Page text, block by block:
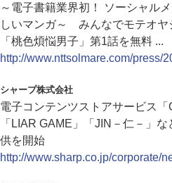
～電子書籍業界初！ ソーシャル
しいマンガ～ みんなでモテオヤ
「桃色煩悩男子」第1話を無料 ...
http://www.nttsolmare.com/press/
シャープ株式会社
電子コンテンツストアサービス
「LIAR GAME」「JIN－仁－」
供を開始
http://www.sharp.co.jp/corporate/